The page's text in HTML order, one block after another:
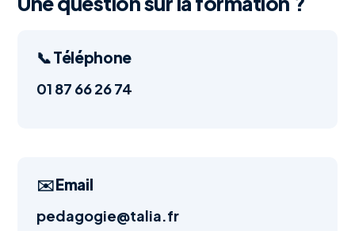
📞 Téléphone
01 87 66 26 74
✉️ Email
pedagogie@talia.fr